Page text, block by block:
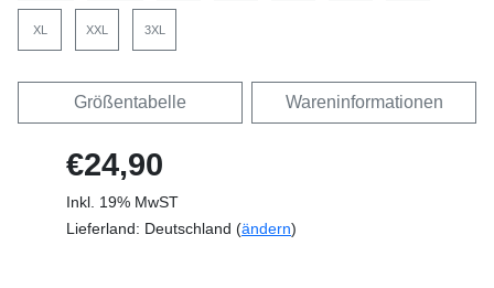
XL XXL 3XL
Größentabelle Wareninformationen
€24,90
Inkl. 19% MwST
Lieferland: Deutschland (ändern)